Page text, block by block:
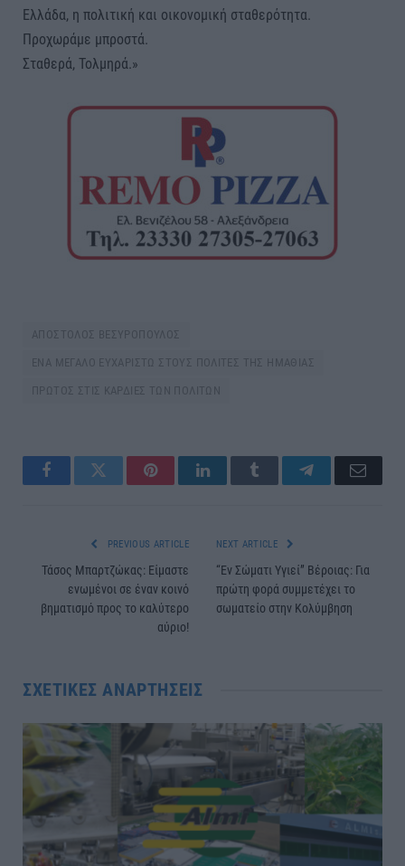
Ελλάδα, η πολιτική και οικονομική σταθερότητα.
Προχωράμε μπροστά.
Σταθερά, Τολμηρά.»
ΑΠΟΣΤΟΛΟΣ ΒΕΣΥΡΟΠΟΥΛΟΣ
ΕΝΑ ΜΕΓΑΛΟ ΕΥΧΑΡΙΣΤΩ ΣΤΟΥΣ ΠΟΛΙΤΕΣ ΤΗΣ ΗΜΑΘΙΑΣ
ΠΡΩΤΟΣ ΣΤΙΣ ΚΑΡΔΙΕΣ ΤΩΝ ΠΟΛΙΤΩΝ
FacebookTwitter PinterestLinkedInTumblr TelegramEmail
PREVIOUS ARTICLE
Τάσος Μπαρτζώκας: Είμαστε
ενωμένοι σε έναν κοινό
βηματισμό προς το καλύτερο
αύριο!
NEXT ARTICLE
“Εν Σώματι Υγιεί” Βέροιας: Για
πρώτη φορά συμμετέχει το
σωματείο στην Κολύμβηση
ΣΧΕΤΙΚΈΣ ΑΝΑΡΤΉΣΕΙΣ